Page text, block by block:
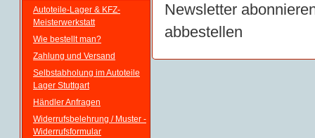
Autoteile-Lager & KFZ-
Meisterwerkstatt
Wie bestellt man?
Zahlung und Versand
Selbstabholung im Autoteile
Lager Stuttgart
Händler Anfragen
Widerrufsbelehrung / Muster -
Widerrufsformular
Newsletter
abbestellen